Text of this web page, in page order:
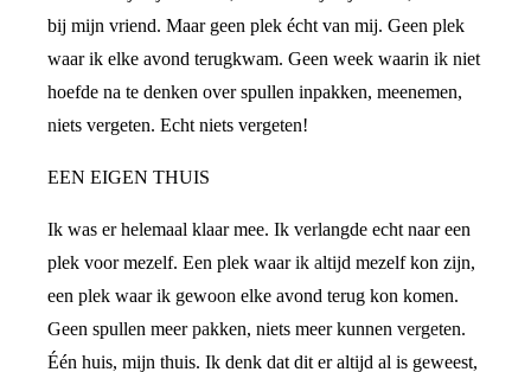
bij mijn vriend. Maar geen plek écht van mij. Geen plek
waar ik elke avond terugkwam. Geen week waarin ik niet
hoefde na te denken over spullen inpakken, meenemen,
niets vergeten. Echt niets vergeten!
EEN EIGEN THUIS
Ik was er helemaal klaar mee. Ik verlangde echt naar een
plek voor mezelf. Een plek waar ik altijd mezelf kon zijn,
een plek waar ik gewoon elke avond terug kon komen.
Geen spullen meer pakken, niets meer kunnen vergeten.
Één huis, mijn thuis. Ik denk dat dit er altijd al is geweest,